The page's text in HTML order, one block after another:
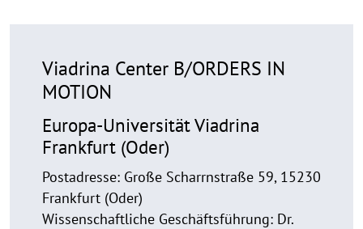
Viadrina Center B/ORDERS IN
MOTION
Europa-Universität Viadrina
Frankfurt (Oder)
Postadresse: Große Scharrnstraße 59, 15230
Frankfurt (Oder)
Wissenschaftliche Geschäftsführung: Dr.